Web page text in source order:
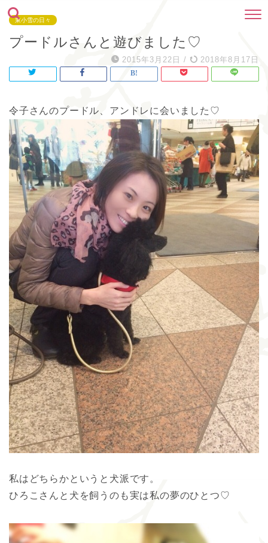
東小雪の日々
プードルさんと遊びました♡
2015年3月22日 / 2018年8月17日
令子さんのプードル、アンドレに会いました♡
私はどちらかというと犬派です。
ひろこさんと犬を飼うのも実は私の夢のひとつ♡